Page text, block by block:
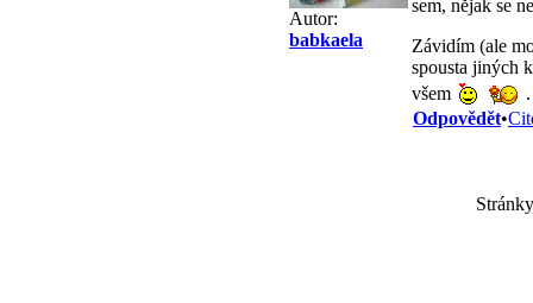
Autor:
babkaela
sem, nějak se
Závidím (ale
spousta jiných
všem
.
Odpovědět•